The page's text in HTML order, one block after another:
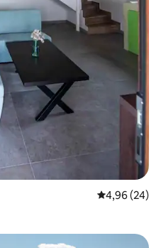
Gemiddelde
4,96 (24)